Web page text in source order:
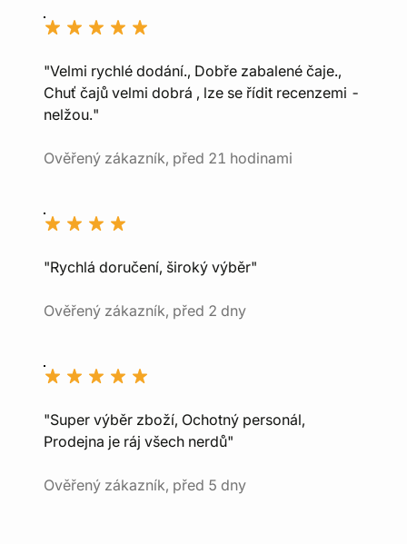
"Velmi rychlé dodání., Dobře zabalené čaje.,
Chuť čajů velmi dobrá , lze se řídit recenzemi -
nelžou."
Ověřený zákazník, před 21 hodinami
"Rychlá doručení, široký výběr"
Ověřený zákazník, před 2 dny
"Super výběr zboží, Ochotný personál,
Prodejna je ráj všech nerdů"
Ověřený zákazník, před 5 dny